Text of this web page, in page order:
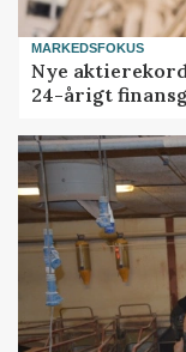
MARKEDSFOKUS
Nye
24-årigt